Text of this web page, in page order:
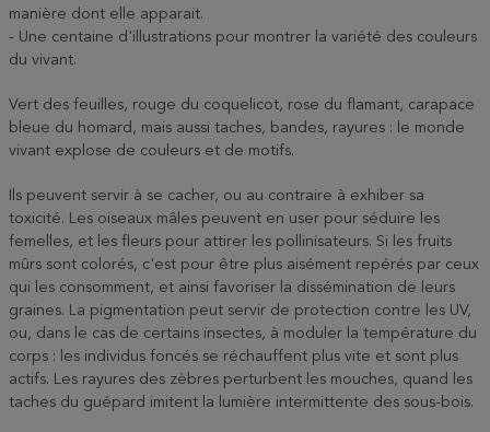
manière dont elle apparait.
- Une centaine d'illustrations pour montrer la variété des couleurs
du vivant.
Vert des feuilles, rouge du coquelicot, rose du flamant, carapace
bleue du homard, mais aussi taches, bandes, rayures : le monde
vivant explose de couleurs et de motifs.
Ils peuvent servir à se cacher, ou au contraire à exhiber sa
toxicité. Les oiseaux mâles peuvent en user pour séduire les
femelles, et les fleurs pour attirer les pollinisateurs. Si les fruits
mûrs sont colorés, c'est pour être plus aisément repérés par ceux
qui les consomment, et ainsi favoriser la dissémination de leurs
graines. La pigmentation peut servir de protection contre les UV,
ou, dans le cas de certains insectes, à moduler la température du
corps : les individus foncés se réchauffent plus vite et sont plus
actifs. Les rayures des zèbres perturbent les mouches, quand les
taches du guépard imitent la lumière intermittente des sous-bois.